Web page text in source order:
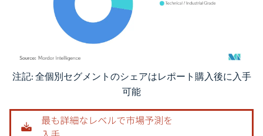
画像 © Mordor Intelligence。再利用にはCC BY 4.0の表示が必要です。
注記: 全個別セグメントのシェアはレポート購入後に入手
可能